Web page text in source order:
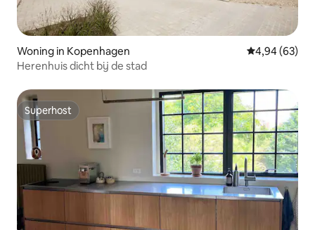
Woning in Kopenhagen Gemiddelde
4,94 (63)
Herenhuis dicht bij de stad
Superhost
Superhost